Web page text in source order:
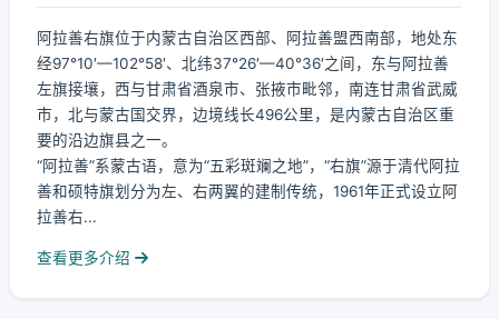
阿拉善右旗位于内蒙古自治区西部、阿拉善盟西南部，地处东
经97°10′—102°58′、北纬37°26′—40°36′之间，东与阿拉善
左旗接壤，西与甘肃省酒泉市、张掖市毗邻，南连甘肃省武威
市，北与蒙古国交界，边境线长496公里，是内蒙古自治区重
要的沿边旗县之一。
“阿拉善”系蒙古语，意为“五彩斑斓之地”，“右旗”源于清代阿拉
善和硕特旗划分为左、右两翼的建制传统，1961年正式设立阿
拉善右...
查看更多介绍